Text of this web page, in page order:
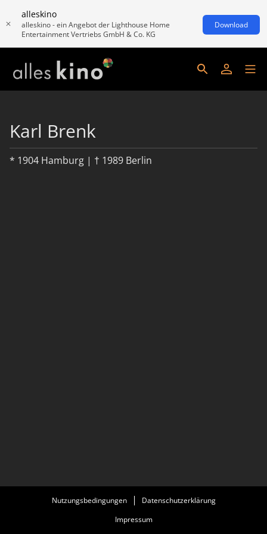
alleskino
alleskino - ein Angebot der Lighthouse Home
Entertainment Vertriebs GmbH & Co. KG
Download
Karl Brenk
* 1904 Hamburg | † 1989 Berlin
Nutzungsbedingungen
Datenschutzerklärung
Impressum